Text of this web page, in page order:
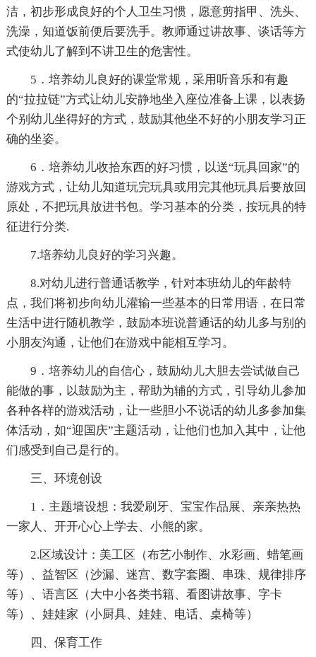
洁，初步形成良好的个人卫生习惯，愿意剪指甲、洗头、
洗澡，知道饭前便后要洗手。教师通过讲故事、谈话等方
式使幼儿了解到不讲卫生的危害性。
5．培养幼儿良好的课堂常规，采用听音乐和有趣
的“拉拉链”方式让幼儿安静地坐入座位准备上课，以表扬
个别幼儿坐得好的方式，鼓励其他坐不好的小朋友学习正
确的坐姿。
6．培养幼儿收拾东西的好习惯，以送“玩具回家”的
游戏方式，让幼儿知道玩完玩具或用完其他玩具后要放回
原处，不把玩具放进书包。学习基本的分类，按玩具的特
征进行分类.
7.培养幼儿良好的学习兴趣。
8.对幼儿进行普通话教学，针对本班幼儿的年龄特
点，我们将初步向幼儿灌输一些基本的日常用语，在日常
生活中进行随机教学，鼓励本班说普通话的幼儿多与别的
小朋友沟通，让他们在游戏中能相互学习。
9．培养幼儿的自信心，鼓励幼儿大胆去尝试做自己
能做的事，以鼓励为主，帮助为辅的方式，引导幼儿参加
各种各样的游戏活动，让一些胆小不说话的幼儿多参加集
体活动，如“迎国庆”主题活动，让他们也加入其中，让他
们感受到自己是行的。
三、环境创设
1．主题墙设想：我爱刷牙、宝宝作品展、亲亲热热
一家人、开开心心上学去、小熊的家。
2.区域设计：美工区（布艺小制作、水彩画、蜡笔画
等）、益智区（沙漏、迷宫、数字套圈、串珠、规律排序
等）、语言区（大中小各类书籍、看图讲故事、字卡
等）、娃娃家（小厨具、娃娃、电话、桌椅等）
四、保育工作